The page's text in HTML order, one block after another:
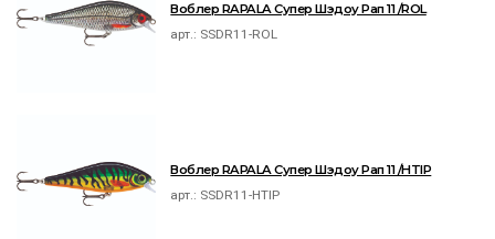
Воблер RAPALA Супер Шэдоу Рап 11 /ROL
арт.: SSDR11-ROL
Воблер RAPALA Супер Шэдоу Рап 11 /HTIP
арт.: SSDR11-HTIP